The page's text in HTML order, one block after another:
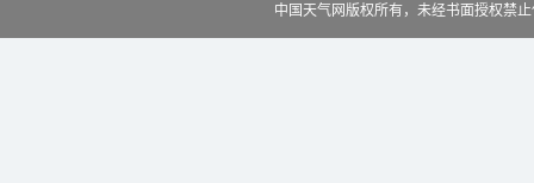
中国天气网版权所有，未经书面授权